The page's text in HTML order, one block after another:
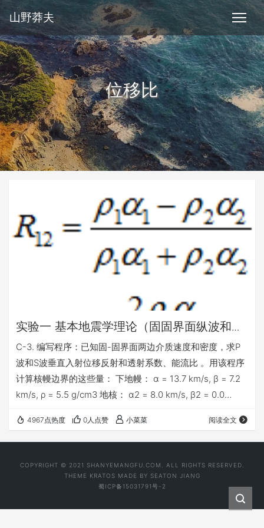
山野莽夫
位移比
实验一 基本地震学理论（固固界面纵波和横
波能流比反射系数透射系数数）
C-3. 编写程序：已知固-固界面两边介质速度和密度，求P
波和S波垂直入射位移反射和透射系数、能流比 。用该程序
计算核幔边界的这些量： 下地幔： α = 13.7 km/s, β = 7.2
km/s, ρ = 5.5 g/cm3 地核： α2 = 8.0 km/s, β2 = 0.0
系数，位移比和能流比公式计算反射系数，透射系数和位移
比，和能流比。P波公式为 同理S波公式和上述公式形式相
4967点热度 0人点赞 小菜菜 阅读全文
COPYRIGHT © 2021 SHANYEMANGFU.COM. ALL RIGHTS RESERVED.
THEME KRATOS MADE BY SEATON JIANG
蜀ICP备15031791号-2